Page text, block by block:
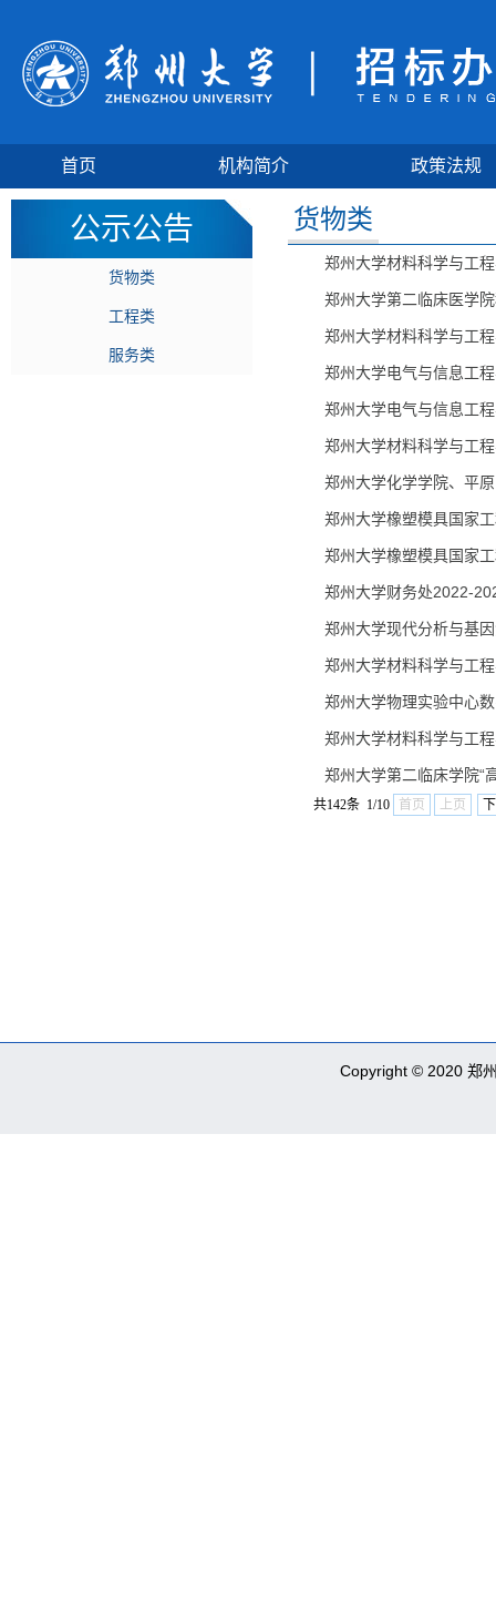
首页 机构简介 政策法规
公示公告
货物类
工程类
服务类
货物类
郑州大学材料科学与工
郑州大学第二临床医学
郑州大学材料科学与工
郑州大学电气与信息工
郑州大学电气与信息工
郑州大学材料科学与工
郑州大学化学学院、平
郑州大学橡塑模具国家
郑州大学橡塑模具国家
郑州大学财务处2022-
郑州大学现代分析与基
郑州大学材料科学与工
郑州大学物理实验中心
郑州大学材料科学与工
郑州大学第二临床学院“
共142条 1/10 首页 上页
Copyright © 2020 郑